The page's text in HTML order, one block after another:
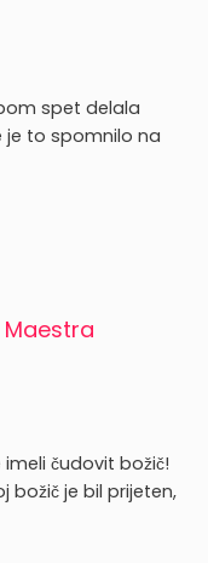
spet delala
je to spomnilo na
čudovit božič!
božič je bil prijeten,